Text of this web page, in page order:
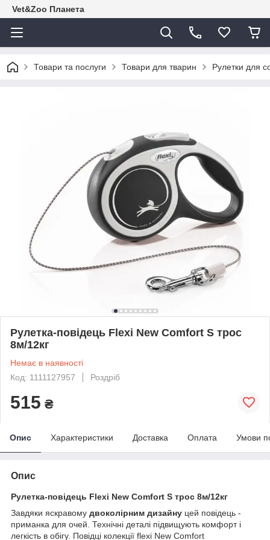
Vet&Zoo Планета
Товари та послуги Товари для тварин Рулетки для
Рулетка-повідець Flexi New Comfort S трос
8м/12кг
Немає в наявності
Код: 1111127957
Роздріб
515 ₴
Опис Характеристики Доставка Оплата Умови
Опис
Рулетка-повідець Flexi New Comfort S трос 8м/12кг
Завдяки яскравому двоколірним дизайну цей повідець -
приманка для очей. Технічні деталі підвищують комфорт і
легкість в обігу. Повідці колекції flexi New Comfort